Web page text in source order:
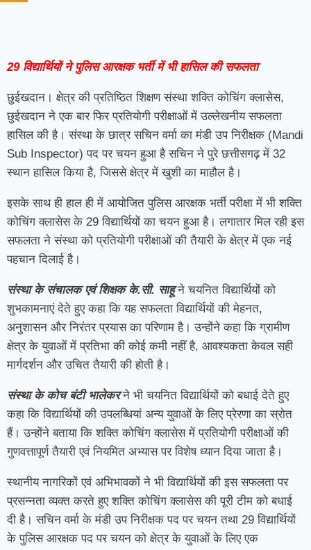
29 विद्यार्थियों ने पुलिस आरक्षक भर्ती में भी हासिल की सफलता
छुईखदान। क्षेत्र की प्रतिष्ठित शिक्षण संस्था शक्ति कोचिंग क्लासेस,
छुईखदान ने एक बार फिर प्रतियोगी परीक्षाओं में उल्लेखनीय सफलता
हासिल की है। संस्था के छात्र सचिन वर्मा का मंडी उप निरीक्षक (Mandi
Sub Inspector) पद पर चयन हुआ है सचिन ने पुरे छत्तीसगढ़ में 32
स्थान हासिल किया है, जिससे क्षेत्र में खुशी का माहौल है।
इसके साथ ही हाल ही में आयोजित पुलिस आरक्षक भर्ती परीक्षा में भी शक्ति
कोचिंग क्लासेस के 29 विद्यार्थियों का चयन हुआ है। लगातार मिल रही इस
सफलता ने संस्था को प्रतियोगी परीक्षाओं की तैयारी के क्षेत्र में एक नई
पहचान दिलाई है।
संस्था के संचालक एवं शिक्षक के.सी. साहूने चयनित विद्यार्थियों को
शुभकामनाएं देते हुए कहा कि यह सफलता विद्यार्थियों की मेहनत,
अनुशासन और निरंतर प्रयास का परिणाम है। उन्होंने कहा कि ग्रामीण
क्षेत्र के युवाओं में प्रतिभा की कोई कमी नहीं है, आवश्यकता केवल सही
मार्गदर्शन और उचित तैयारी की होती है।
संस्था के कोच बंटी भालेकर ने भी चयनित विद्यार्थियों को बधाई देते हुए
कहा कि विद्यार्थियों की उपलब्धियां अन्य युवाओं के लिए प्रेरणा का स्रोत
हैं। उन्होंने बताया कि शक्ति कोचिंग क्लासेस में प्रतियोगी परीक्षाओं की
गुणवत्तापूर्ण तैयारी एवं नियमित अभ्यास पर विशेष ध्यान दिया जाता है।
स्थानीय नागरिकों एवं अभिभावकों ने भी विद्यार्थियों की इस सफलता पर
प्रसन्नता व्यक्त करते हुए शक्ति कोचिंग क्लासेस की पूरी टीम को बधाई
दी है। सचिन वर्मा के मंडी उप निरीक्षक पद पर चयन तथा 29 विद्यार्थियों
के पुलिस आरक्षक पद पर चयन को क्षेत्र के युवाओं के लिए एक